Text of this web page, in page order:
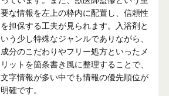
要な情報を左上の枠内に配置し、信頼性
を担保する工夫が見られます。入浴剤と
いう少し特殊なジャンルでありながら、
成分のこだわりやフリー処方といったメ
リットを箇条書き風に整理することで、
文字情報が多い中でも情報の優先順位が
明確です。